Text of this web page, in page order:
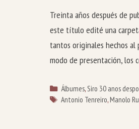
Treinta años después de
este título edité una
tantos originales hechos al
modo de presentación, los
Categorías
Álbumes,Siro 30 anos
Etiquetas
Antonio Tenreiro,Manolo